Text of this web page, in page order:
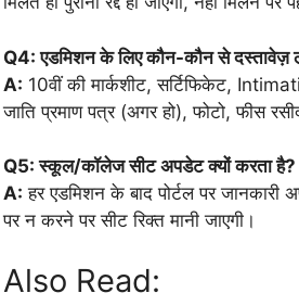
Q4: एडमिशन के लिए कौन-कौन से दस्तावेज़
A: 10वीं की मार्कशीट, सर्टिफिकेट,
जाति प्रमाण पत्र (अगर हो), फोटो, फीस
Q5: स्कूल/कॉलेज सीट अपडेट क्यों करता है?
A: हर एडमिशन के बाद पोर्टल पर जानकारी
पर न करने पर सीट रिक्त मानी जाएगी।
Also Read: